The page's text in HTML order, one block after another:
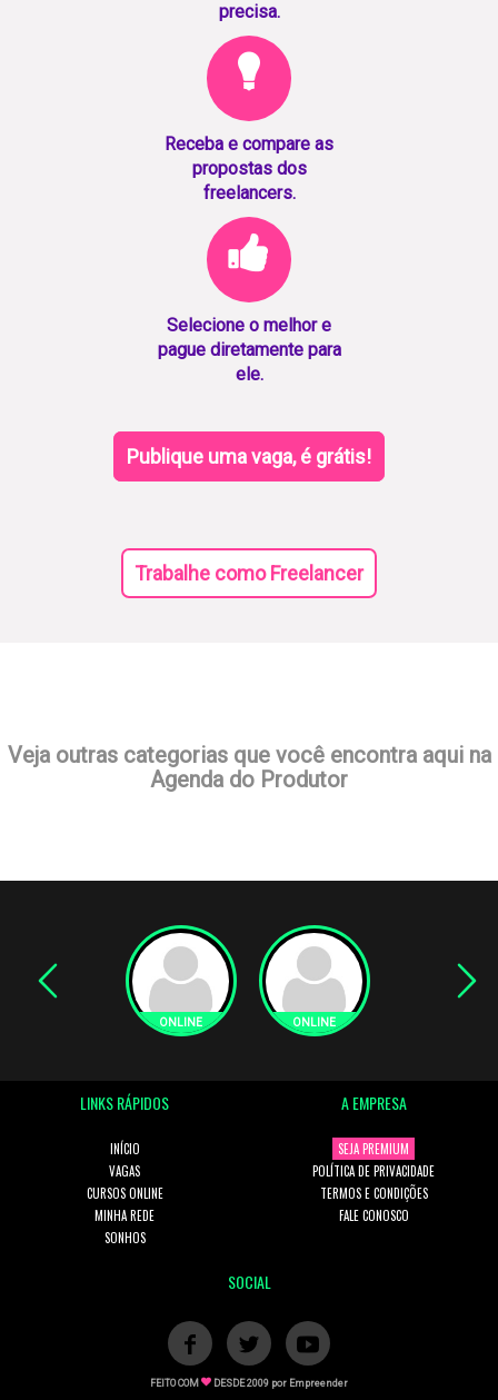
precisa.
Receba e compare as
propostas dos
freelancers.
Selecione o melhor e
pague diretamente para
ele.
Publique uma vaga, é grátis!
Trabalhe como Freelancer
Veja outras categorias que você encontra aqui na
Agenda do Produtor
LINKS RÁPIDOS
INÍCIO
VAGAS
CURSOS ONLINE
MINHA REDE
SONHOS
A EMPRESA
SEJA PREMIUM
POLÍTICA DE PRIVACIDADE
TERMOS E CONDIÇÕES
FALE CONOSCO
SOCIAL
FEITO COM DESDE 2009 por Empreender